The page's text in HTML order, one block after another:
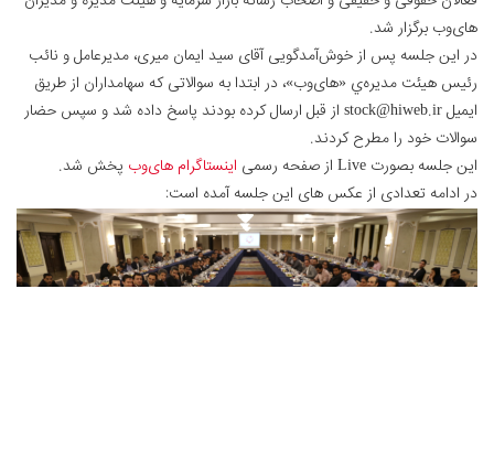
های‌وب برگزار شد.
در این جلسه پس از خوش‌آمدگویی آقای سید ایمان میری، مدیرعامل و نائب
رئیس هیئت مدیره‌ي «های‌وب»، در ابتدا به سوالاتی که سهامداران از طریق
ایمیل stock@hiweb.ir از قبل ارسال کرده بودند پاسخ داده شد و سپس حضار
سوالات خود را مطرح کردند.
این جلسه بصورت Live از صفحه رسمی
اینستاگرام های‌وب پخش شد.
در ادامه تعدادی از عکس های این جلسه آمده است: